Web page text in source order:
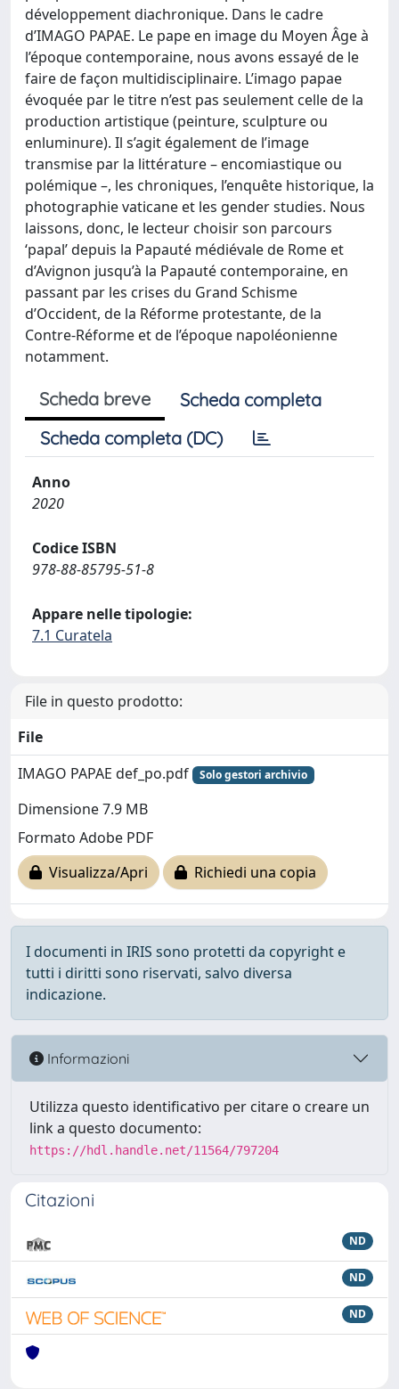
développement diachronique. Dans le cadre
d’IMAGO PAPAE. Le pape en image du Moyen Âge à
l’époque contemporaine, nous avons essayé de le
faire de façon multidisciplinaire. L’imago papae
évoquée par le titre n’est pas seulement celle de la
production artistique (peinture, sculpture ou
enluminure). Il s’agit également de l’image
transmise par la littérature – encomiastique ou
polémique –, les chroniques, l’enquête historique, la
photographie vaticane et les gender studies. Nous
laissons, donc, le lecteur choisir son parcours
‘papal’ depuis la Papauté médiévale de Rome et
d’Avignon jusqu’à la Papauté contemporaine, en
passant par les crises du Grand Schisme
d’Occident, de la Réforme protestante, de la
Contre-Réforme et de l’époque napoléonienne
notamment.
Scheda breve
Scheda completa
Scheda completa (DC)
Anno
2020
Codice ISBN
978-88-85795-51-8
Appare nelle tipologie:
7.1 Curatela
File in questo prodotto:
File
IMAGO PAPAE def_po.pdf
Solo gestori archivio
Dimensione 7.9 MB
Formato Adobe PDF
Visualizza/Apri
Richiedi una copia
I documenti in IRIS sono protetti da copyright e
tutti i diritti sono riservati, salvo diversa
indicazione.
Informazioni
Utilizza questo identificativo per citare o creare un
link a questo documento:
https://hdl.handle.net/11564/797204
Citazioni
ND
ND
ND